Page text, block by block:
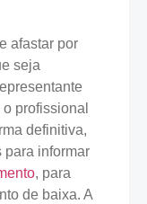
afastar por
seja
profissional
definitiva,
para informar
, para
de baixa. A